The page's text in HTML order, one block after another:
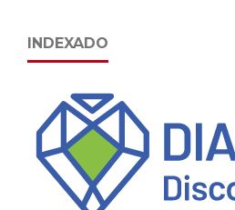
INDEXADO